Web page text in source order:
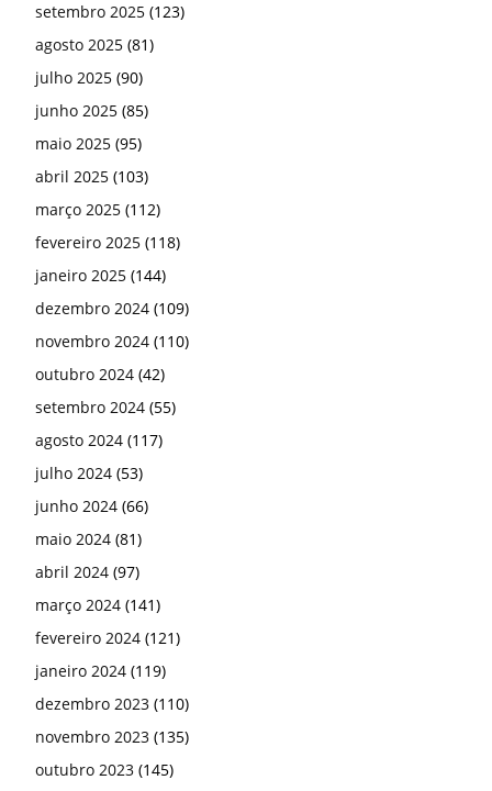
setembro 2025 (123)
agosto 2025 (81)
julho 2025 (90)
junho 2025 (85)
maio 2025 (95)
abril 2025 (103)
março 2025 (112)
fevereiro 2025 (118)
janeiro 2025 (144)
dezembro 2024 (109)
novembro 2024 (110)
outubro 2024 (42)
setembro 2024 (55)
agosto 2024 (117)
julho 2024 (53)
junho 2024 (66)
maio 2024 (81)
abril 2024 (97)
março 2024 (141)
fevereiro 2024 (121)
janeiro 2024 (119)
dezembro 2023 (110)
novembro 2023 (135)
outubro 2023 (145)